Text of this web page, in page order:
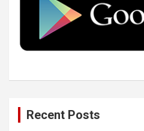
o
k
r
Recent Posts